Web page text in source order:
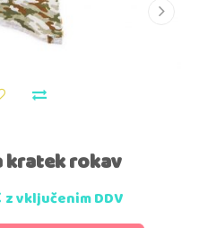
kratek rokav
z vključenim DDV